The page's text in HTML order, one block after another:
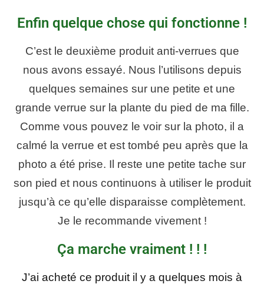
Enfin quelque chose qui fonctionne !
C’est le deuxième produit anti-verrues que
nous avons essayé. Nous l’utilisons depuis
quelques semaines sur une petite et une
grande verrue sur la plante du pied de ma fille.
Comme vous pouvez le voir sur la photo, il a
calmé la verrue et est tombé peu après que la
photo a été prise. Il reste une petite tache sur
son pied et nous continuons à utiliser le produit
jusqu’à ce qu’elle disparaisse complètement.
Je le recommande vivement !
Ça marche vraiment ! ! !
J’ai acheté ce produit il y a quelques mois à